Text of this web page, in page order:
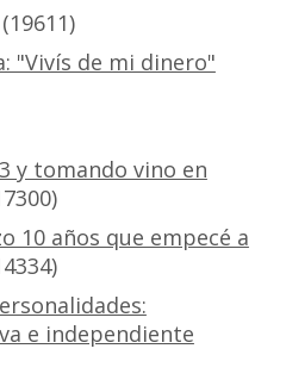
"Vivís de mi dinero"
y tomando vino en
10 años que empecé a
e independiente